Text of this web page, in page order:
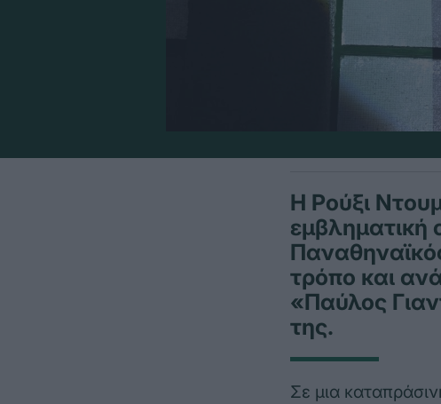
Η Ρούξι
εμβληματική
τρόπο και
«Παύλος
της.
Σε μια